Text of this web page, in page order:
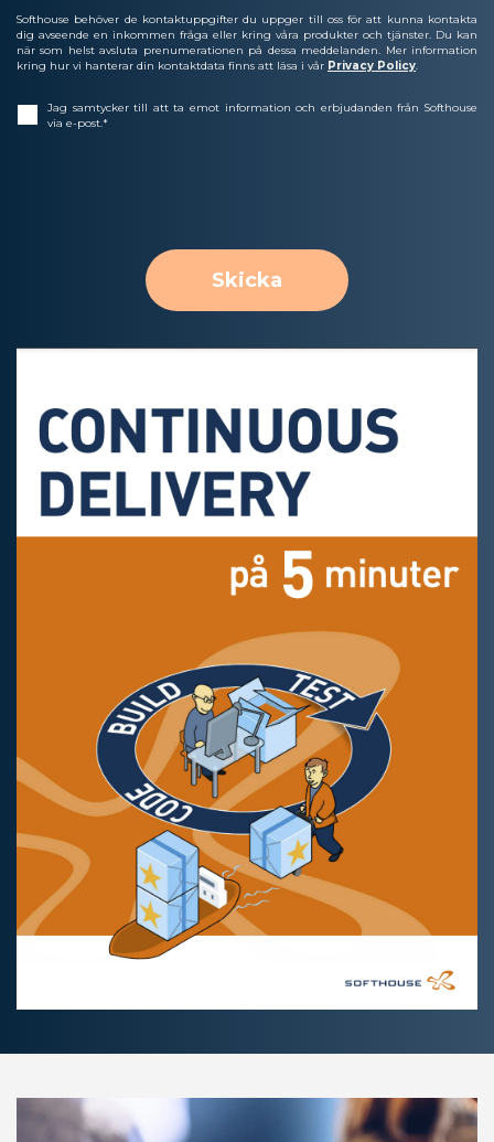
Softhouse behöver de kontaktuppgifter du uppger till oss för att kunna kontakta
dig avseende en inkommen fråga eller kring våra produkter och tjänster. Du kan
när som helst avsluta prenumerationen på dessa meddelanden. Mer information
kring hur vi hanterar din kontaktdata finns att läsa i vår Privacy Policy
Jag samtycker till att ta emot information och erbjudanden från Softhouse
via e-post.*